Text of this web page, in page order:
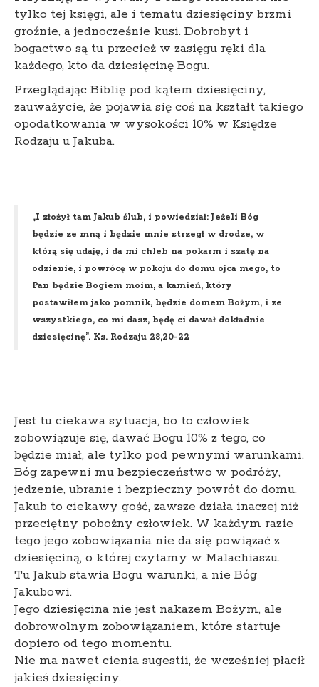
tylko tej księgi, ale i tematu dziesięciny brzmi
groźnie, a jednocześnie kusi. Dobrobyt i
bogactwo są tu przecież w zasięgu ręki dla
każdego, kto da dziesięcinę Bogu.
Przeglądając Biblię pod kątem dziesięciny,
zauważycie, że pojawia się coś na kształt takiego
opodatkowania w wysokości 10% w Księdze
Rodzaju u Jakuba.
„I złożył tam Jakub ślub, i powiedział: Jeżeli Bóg
będzie ze mną i będzie mnie strzegł w drodze, w
którą się udaję, i da mi chleb na pokarm i szatę na
odzienie, i powrócę w pokoju do domu ojca mego, to
Pan będzie Bogiem moim, a kamień, który
postawiłem jako pomnik, będzie domem Bożym, i ze
wszystkiego, co mi dasz, będę ci dawał dokładnie
dziesięcinę”. Ks. Rodzaju 28,20-22
Jest tu ciekawa sytuacja, bo to człowiek
zobowiązuje się, dawać Bogu 10% z tego, co
będzie miał, ale tylko pod pewnymi warunkami.
Bóg zapewni mu bezpieczeństwo w podróży,
jedzenie, ubranie i bezpieczny powrót do domu.
Jakub to ciekawy gość, zawsze działa inaczej niż
przeciętny pobożny człowiek. W każdym razie
tego jego zobowiązania nie da się powiązać z
dziesięciną, o której czytamy w Malachiaszu.
Tu Jakub stawia Bogu warunki, a nie Bóg
Jakubowi.
Jego dziesięcina nie jest nakazem Bożym, ale
dobrowolnym zobowiązaniem, które startuje
dopiero od tego momentu.
Nie ma nawet cienia sugestii, że wcześniej płacił
jakieś dziesięciny.